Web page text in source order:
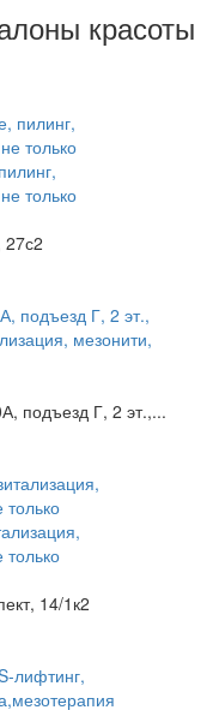
красоты
только
мезонити,
подъезд Г, 2 эт.,...
14/1к2